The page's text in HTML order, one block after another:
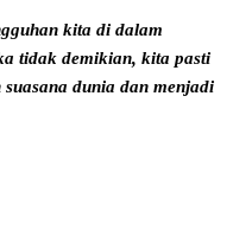
kita di dalam
tidak demikian, kita pasti
dunia dan menjadi